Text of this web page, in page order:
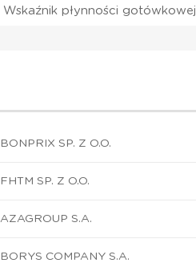
Wskaźnik płynności gotówkowej
BONPRIX SP. Z O.O.
FHTM SP. Z O.O.
AZAGROUP S.A.
BORYS COMPANY S.A.